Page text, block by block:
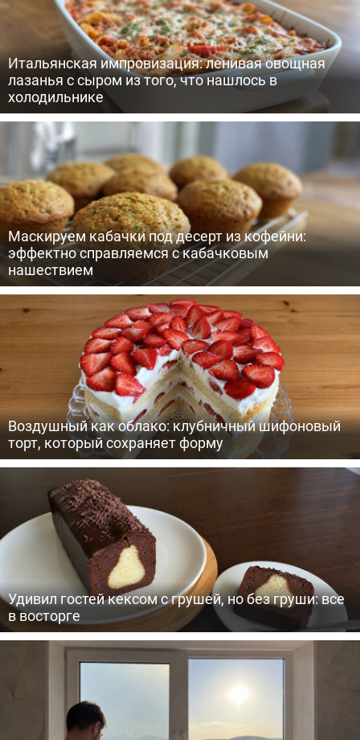
Итальянская импровизация: ленивая овощная
лазанья с сыром из того, что нашлось в
холодильнике
Маскируем кабачки под десерт из кофейни:
эффектно справляемся с кабачковым
нашествием
Воздушный как облако: клубничный шифоновый
торт, который сохраняет форму
Удивил гостей кексом с грушей, но без груши: все
в восторге